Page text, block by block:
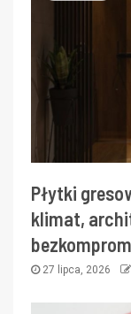
Płytki
klimat,
27 lipca, 2026